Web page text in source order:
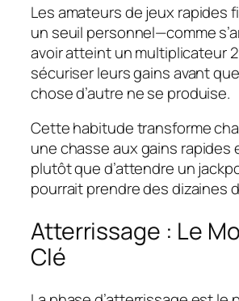
Les amateurs de jeux rapides
un seuil personnel—comme
avoir atteint un multiplicateur
sécuriser leurs gains avant
chose d’autre ne se produise.
Cette habitude transforme
une chasse aux gains rapides
plutôt que d’attendre un
pourrait prendre des dizaines
Atterrissage : Le
Clé